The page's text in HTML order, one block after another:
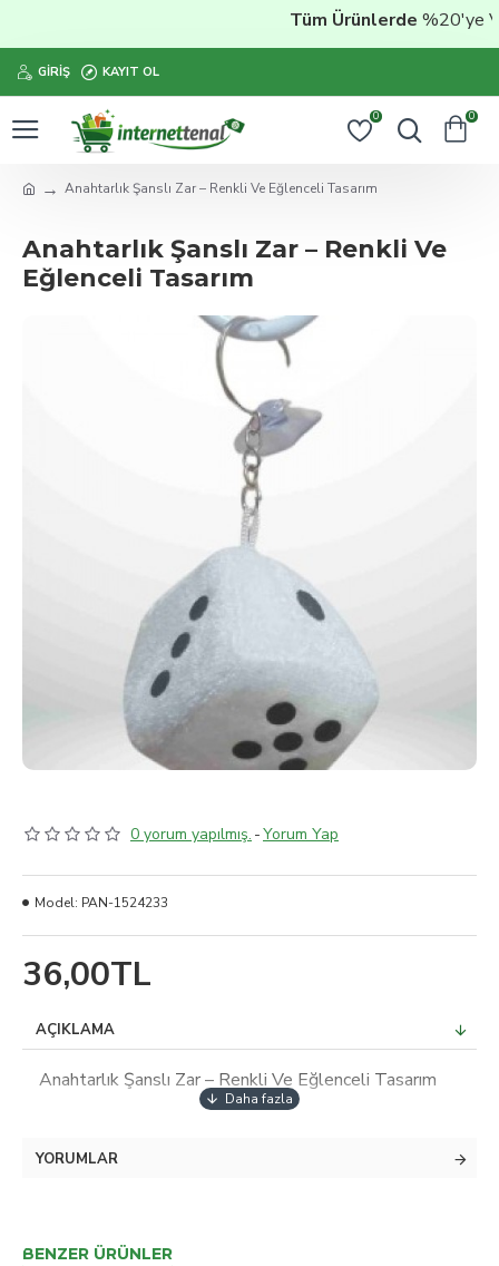
Tüm Ürünlerde%20'ye
GIRIŞ KAYIT OL
0 0
Anahtarlık Şanslı Zar – Renkli Ve Eğlenceli Tasarım
Anahtarlık Şanslı Zar – Renkli Ve
Eğlenceli Tasarım
0 yorum yapılmış. -Yorum Yap
36,00TL
Model: PAN-1524233
AÇIKLAMA
Anahtarlık Şanslı Zar – Renkli Ve Eğlenceli Tasarım
YORUMLAR
BENZER ÜRÜNLER